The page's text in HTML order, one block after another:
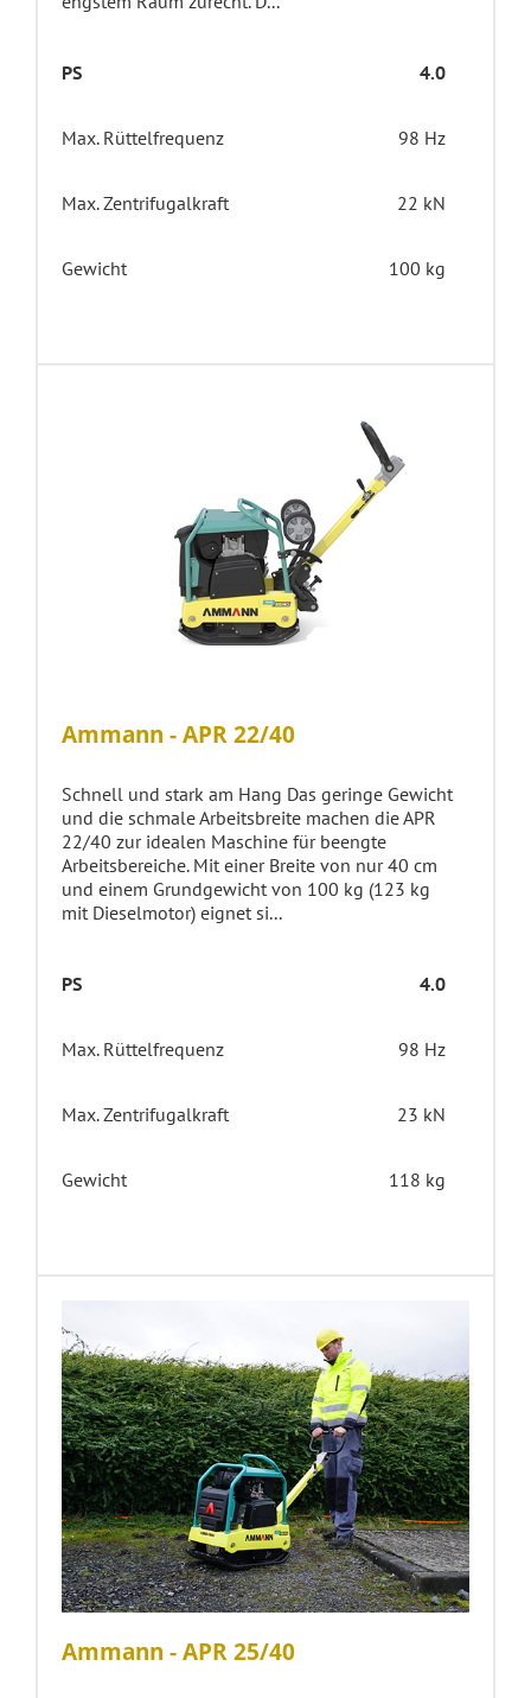
PS 4.0
Max. Rüttelfrequenz 98 Hz
Max. Zentrifugalkraft 22 kN
Gewicht 100 kg
Ammann - APR 22/40
Schnell und stark am Hang Das geringe Gewicht
und die schmale Arbeitsbreite machen die APR
22/40 zur idealen Maschine für beengte
Arbeitsbereiche. Mit einer Breite von nur 40 cm
und einem Grundgewicht von 100 kg (123 kg
mit Dieselmotor) eignet si...
PS 4.0
Max. Rüttelfrequenz 98 Hz
Max. Zentrifugalkraft 23 kN
Gewicht 118 kg
Ammann - APR 25/40